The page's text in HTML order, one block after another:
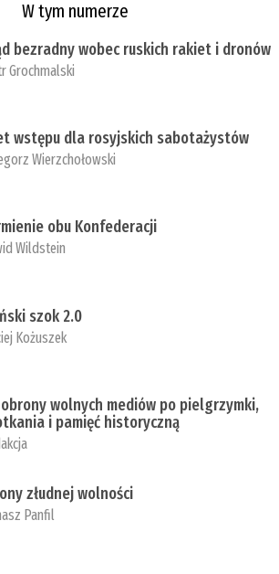
W tym numerze
bezradny wobec ruskich rakiet i dronów
Grochmalski
wstępu dla rosyjskich sabotażystów
Wierzchołowski
obu Konfederacji
Wildstein
szok 2.0
Kożuszek
wolnych mediów po pielgrzymki,
i pamięć historyczną
złudnej wolności
Panfil